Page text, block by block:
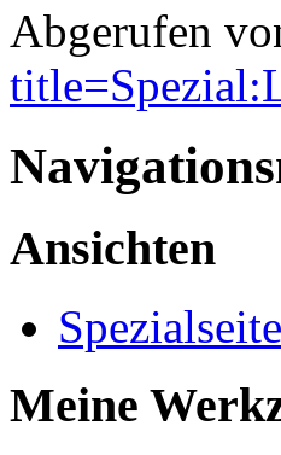
Abgerufen
Ansichten
Spezialseite
Meine